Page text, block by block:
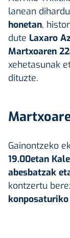
lanean
honetan,
dute Laxaro
Martxoaren
xehetasunak
dituzte.
Gainontzeko
19.00etan
abesbatzak
kontzertu